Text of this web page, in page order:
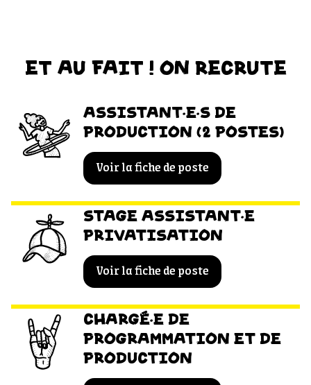
ET AU FAIT ! ON RECRUTE
ASSISTANT·E·S DE
PRODUCTION (2 POSTES)
Voir la fiche de poste
STAGE ASSISTANT·E
PRIVATISATION
Voir la fiche de poste
CHARGÉ·E DE
PROGRAMMATION ET DE
PRODUCTION